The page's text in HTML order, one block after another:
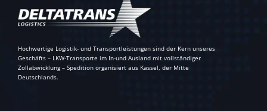
Hochwertige Logistik- und Transportleistungen sind der Kern unseres
Geschäfts – LKW-Transporte im In-und Ausland mit vollständiger
Zollabwicklung – Spedition organisiert aus Kassel, der Mitte
Deutschlands.